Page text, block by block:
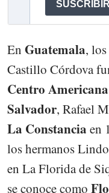
En Guatemala,
Castillo Córdova
Centro Americana
Salvador, Rafael
La Constancia en
los hermanos
en La Florida de
se conoce como